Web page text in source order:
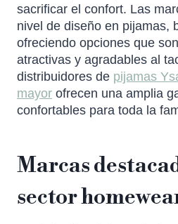
sacrificar el confort. Las
nivel de diseño en pijamas,
ofreciendo opciones que
atractivas y agradables al
distribuidores de pijamas
mayor ofrecen una amplia
confortables para toda la
Marcas
sector